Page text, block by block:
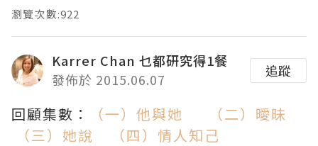
瀏覽次數:922
Karrer Chan 乜都研究得1餐
發佈於 2015.06.07
追蹤
回顧集數： （一）他與她
（二）曖昧
（三）她說
（四）情人知己